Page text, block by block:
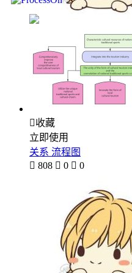
收藏
立即使用
关系 流程图
 808  0  0